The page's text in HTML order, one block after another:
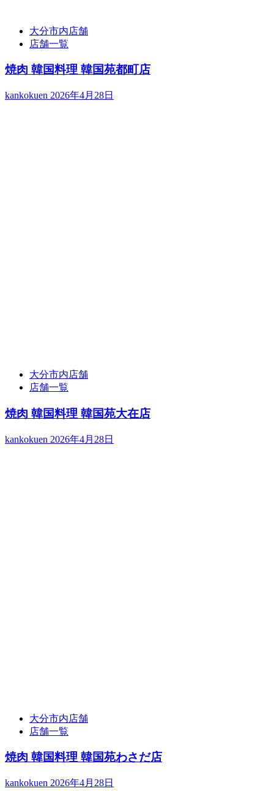
大分市内店舗
店舗一覧
焼肉 韓国料理 韓国苑都町店
kankokuen 2026年4月28日
大分市内店舗
店舗一覧
焼肉 韓国料理 韓国苑大在店
kankokuen 2026年4月28日
大分市内店舗
店舗一覧
焼肉 韓国料理 韓国苑わさだ店
kankokuen 2026年4月28日